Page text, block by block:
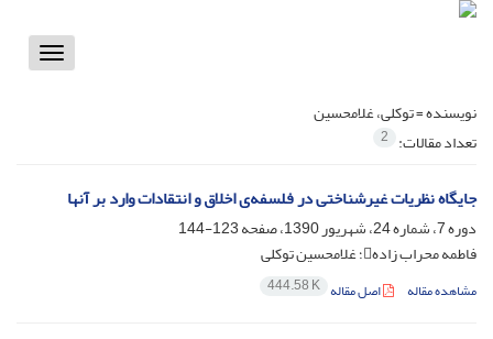
Toggle
نویسنده =توکلی، غلامحسین
تعداد مقالات: 2
جایگاه نظریات غیرشناختی در فلسفه‌ی اخلاق و انتقادات وارد بر آنها
دوره 7، شماره 24، شهریور 1390، صفحه
123-144
فاطمه محراب زاده؛ غلامحسین توکلی
مشاهده مقاله اصل مقاله 444.58 K